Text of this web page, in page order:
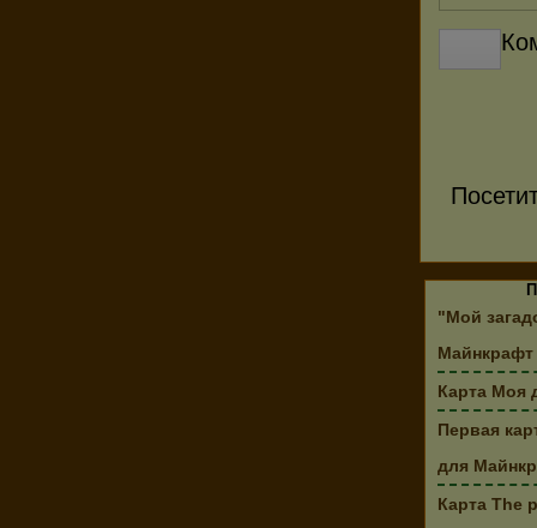
"Мой
Майнкрафт
Карта Моя
Первая
для
Карта The